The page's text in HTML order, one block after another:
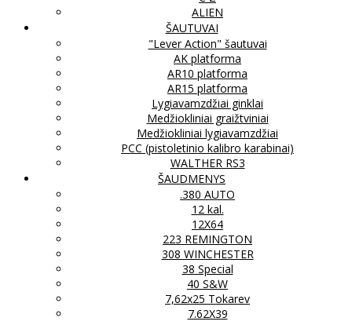
ALIEN
ŠAUTUVAI
"Lever Action" šautuvai
AK platforma
AR10 platforma
AR15 platforma
Lygiavamzdžiai ginklai
Medžiokliniai graižtviniai
Medžiokliniai lygiavamzdžiai
PCC (pistoletinio kalibro karabinai)
WALTHER RS3
ŠAUDMENYS
.380 AUTO
12 kal.
12X64
223 REMINGTON
308 WINCHESTER
38 Special
40 S&W
7,62x25 Tokarev
7.62X39